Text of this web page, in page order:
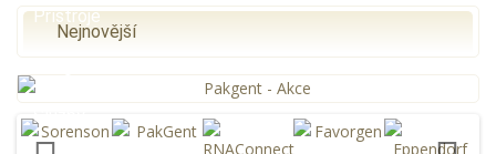
Přístroje
Služby
Nejnovější